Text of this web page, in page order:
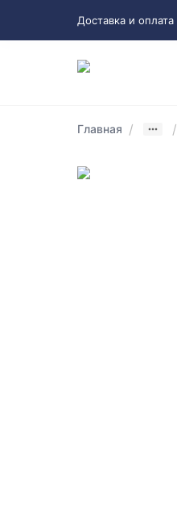
Доставка и оплата
Главная / /